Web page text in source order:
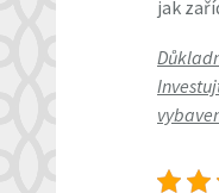
jak